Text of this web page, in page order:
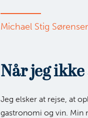
Michael Stig
Når jeg
Jeg elsker at rejse, at
gastronomi og vin. Min